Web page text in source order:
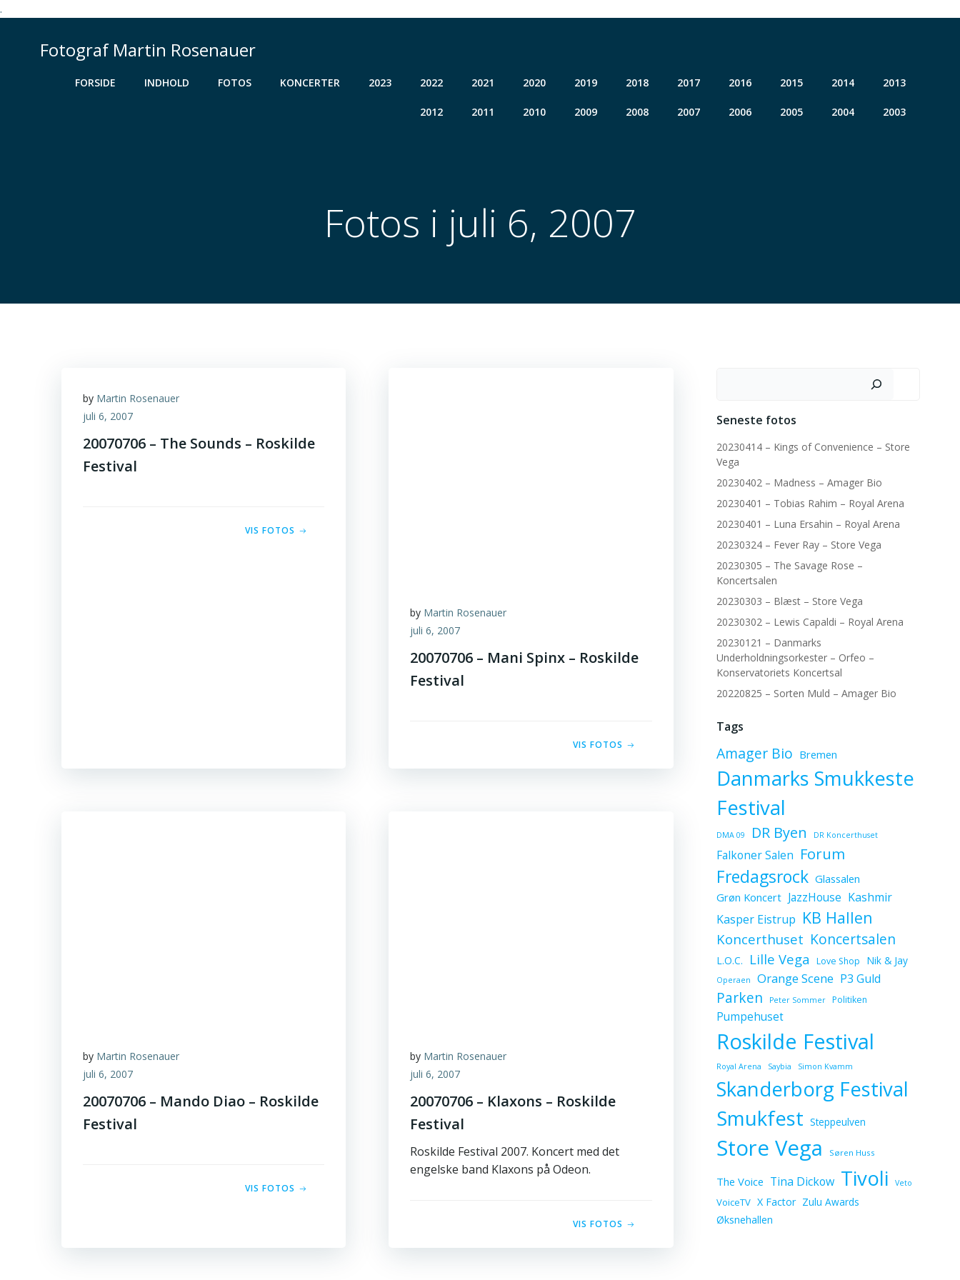
.
Fotograf Martin Rosenauer
FORSIDE INDHOLD FOTOS KONCERTER 2023 2022 2021 2020 2019 2018 2017 2016 2015 2014 2013
2012 2011 2010 2009 2008 2007 2006 2005 2004 2003
Fotos i juli 6, 2007
by Martin Rosenauer
juli 6, 2007
20070706 – The Sounds – Roskilde
Festival
VIS FOTOS
by Martin Rosenauer
juli 6, 2007
20070706 – Mani Spinx – Roskilde
Festival
VIS FOTOS
by Martin Rosenauer
juli 6, 2007
20070706 – Mando Diao – Roskilde
Festival
VIS FOTOS
by Martin Rosenauer
juli 6, 2007
20070706 – Klaxons – Roskilde
Festival
Roskilde Festival 2007. Koncert med det
engelske band Klaxons på Odeon.
VIS FOTOS
Seneste fotos
20230414 – Kings of Convenience – Store
Vega
20230402 – Madness – Amager Bio
20230401 – Tobias Rahim – Royal Arena
20230401 – Luna Ersahin – Royal Arena
20230324 – Fever Ray – Store Vega
20230305 – The Savage Rose –
Koncertsalen
20230303 – Blæst – Store Vega
20230302 – Lewis Capaldi – Royal Arena
20230121 – Danmarks
Underholdningsorkester – Orfeo –
Konservatoriets Koncertsal
20220825 – Sorten Muld – Amager Bio
Tags
Amager Bio Bremen
Danmarks Smukkeste
Festival
DMA 09 DR Byen DR Koncerthuset
Falkoner Salen Forum
Fredagsrock Glassalen
Grøn Koncert JazzHouse Kashmir
Kasper Eistrup KB Hallen
Koncerthuset Koncertsalen
L.O.C. Lille Vega Love Shop Nik & Jay
Operaen Orange Scene P3 Guld
Parken Peter Sommer Politiken
Pumpehuset
Roskilde Festival
Royal Arena Saybia Simon Kvamm
Skanderborg Festival
Smukfest Steppeulven
Store Vega Søren Huss
The Voice Tina Dickow Tivoli Veto
VoiceTV X Factor Zulu Awards
Øksnehallen